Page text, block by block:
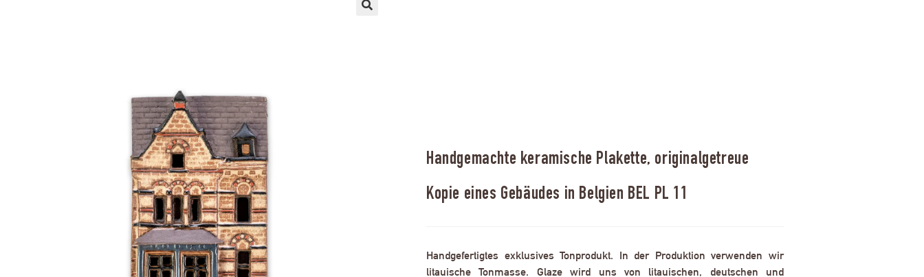
Handgemachte keramische Plakette, originalgetreue
Kopie eines Gebäudes in Belgien BEL PL 11
Handgefertigtes exklusives Tonprodukt. In der Produktion verwenden wir
litauische Tonmasse. Glaze wird uns von litauischen, deutschen und